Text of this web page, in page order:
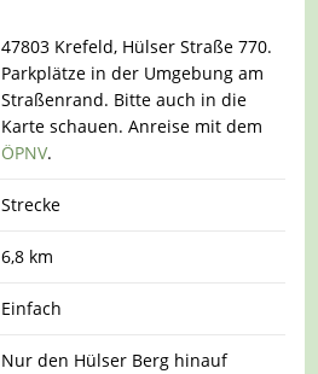
47803 Krefeld, Hülser Straße 770.
Parkplätze in der Umgebung am
Straßenrand. Bitte auch in die
Karte schauen. Anreise mit dem
ÖPNV.
Strecke
6,8 km
Einfach
Nur den Hülser Berg hinauf